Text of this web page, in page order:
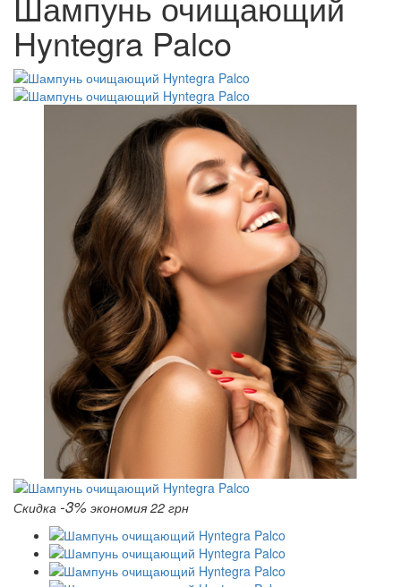
Hyntegra Palco
Скидка -3% экономия 22 грн